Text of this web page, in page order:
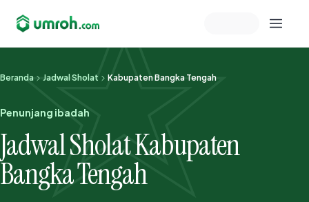
Memeriksa sesi akun
Beranda Jadwal Sholat Kabupaten Bangka Tengah
Penunjang ibadah
Jadwal Sholat Kabupaten
Bangka Tengah